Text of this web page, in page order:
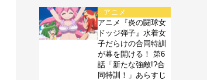
アニメ
アニメ『炎の闘球女
ドッジ弾子』水着女
子だらけの合同特訓
が幕を開ける！ 第6
話「新たな強敵!?合
同特訓！」あらすじ